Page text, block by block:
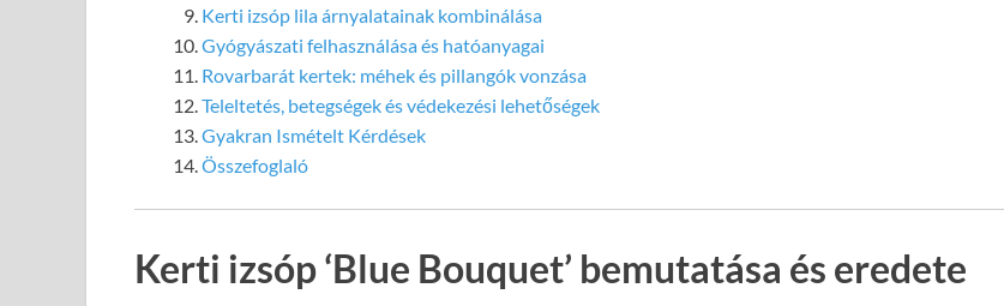
Kerti izsóp lila árnyalatainak kombinálása
Gyógyászati felhasználása és hatóanyagai
Rovarbarát kertek: méhek és pillangók vonzása
Teleltetés, betegségek és védekezési lehetőségek
Gyakran Ismételt Kérdések
Összefoglaló
Kerti izsóp ‘Blue Bouquet’ bemutatása és eredete